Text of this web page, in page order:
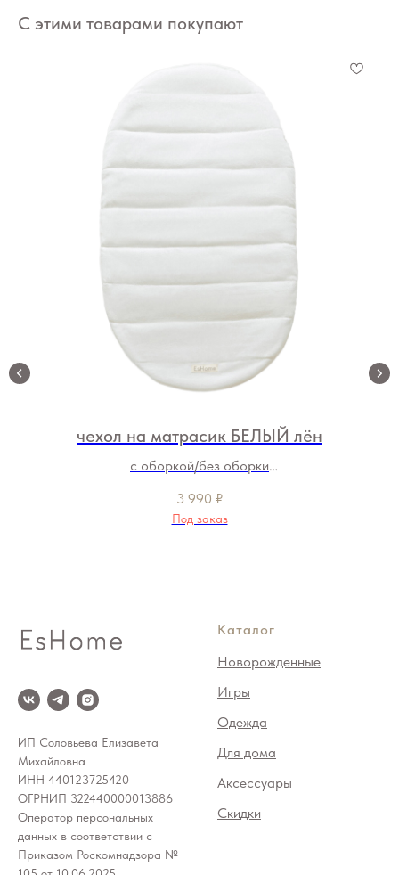
С этими товарами покупают
чехол на матрасик БЕЛЫЙ лён
с оборкой/без оборки
3 990 ₽
Под заказ
ИП Соловьева Елизавета
Михайловна
ИНН 440123725420
ОГРНИП 322440000013886
Оператор персональных
данных в соответствии с
Приказом Роскомнадзора №
Каталог
Новорожденные
Игры
Одежда
Для дома
Аксессуары
Скидки